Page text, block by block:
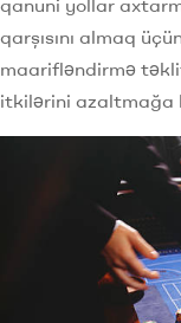
qanuni yollar
qarşısını almaq
maarifləndirmə
itkilərini azaltmağa